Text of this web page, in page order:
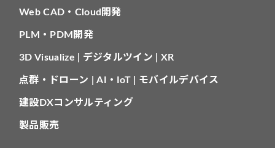
Web CAD・Cloud開発
PLM・PDM開発
3D Visualize | デジタルツイン | XR
点群・ドローン | AI・IoT | モバイルデバイス
建設DXコンサルティング
製品販売